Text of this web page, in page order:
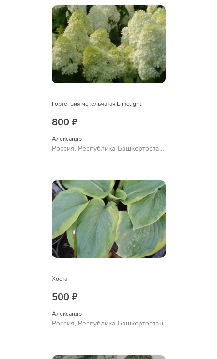
Гортензия метельчатая Limelight
800 ₽
Александр
Россия, Республика Башкортостан,
Хоста
500 ₽
Александр
Россия, Республика Башкортостан